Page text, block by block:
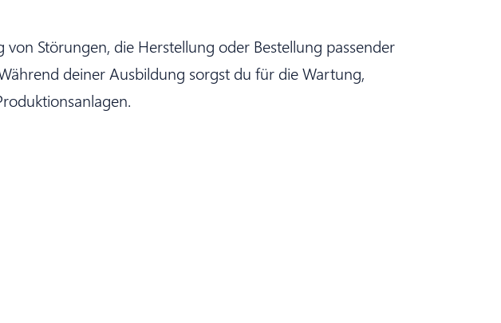
Störungen, die Herstellung oder Bestellung passender
deiner Ausbildung sorgst du für die Wartung,